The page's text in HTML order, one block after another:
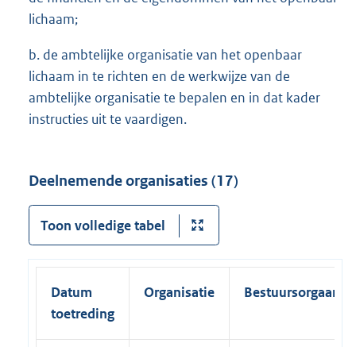
lichaam;
b. de ambtelijke organisatie van het openbaar
lichaam in te richten en de werkwijze van de
ambtelijke organisatie te bepalen en in dat kader
instructies uit te vaardigen.
Deelnemende organisaties (17)
Toon volledige tabel
Datum
toetreding
Organisatie Bestuursorgaan